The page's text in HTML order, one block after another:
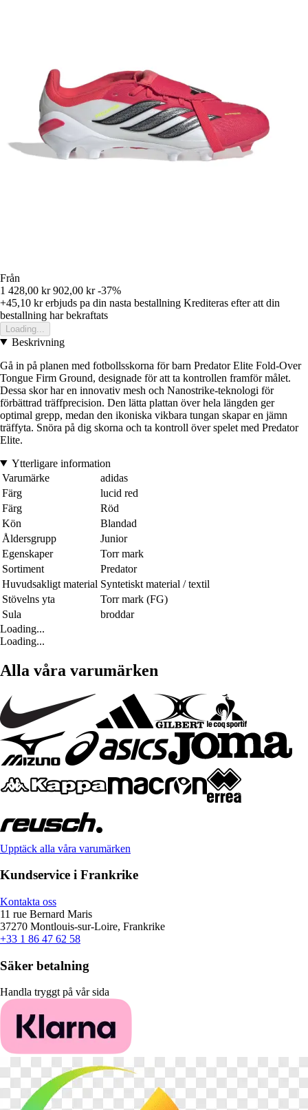
Från
1 428,00 kr 902,00 kr -37%
+45,10 krerbjuds pa din nasta bestallning Krediteras efter att din
bestallning har bekraftats
Loading...
Beskrivning
Gå in på planen med fotbollsskorna för barn Predator Elite Fold-Over
Tongue Firm Ground, designade för att ta kontrollen framför målet.
Dessa skor har en innovativ mesh och Nanostrike-teknologi för
förbättrad träffprecision. Den lätta plattan över hela längden ger
optimal grepp, medan den ikoniska vikbara tungan skapar en jämn
träffyta. Snöra på dig skorna och ta kontroll över spelet med Predator
Elite.
Ytterligare information
Varumärke
adidas
Färg
lucid red
Färg
Röd
Kön
Blandad
Åldersgrupp
Junior
Egenskaper
Torr mark
Sortiment
Predator
Huvudsakligt material Syntetiskt material / textil
Stövelns yta
Torr mark (FG)
Sula
broddar
Loading...
Loading...
Alla våra varumärken
Upptäck alla våra varumärken
Kundservice i Frankrike
Kontakta oss
11 rue Bernard Maris
37270 Montlouis-sur-Loire, Frankrike
+33 1 86 47 62 58
Säker betalning
Handla tryggt på vår sida